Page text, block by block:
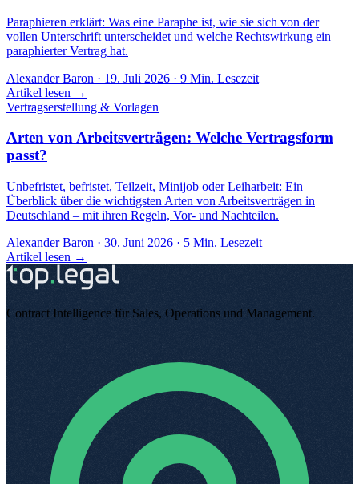
Paraphieren erklärt: Was eine Paraphe ist, wie sie sich von der
vollen Unterschrift unterscheidet und welche Rechtswirkung ein
paraphierter Vertrag hat.
Alexander Baron · 19. Juli 2026 · 9 Min. Lesezeit
Artikel lesen →
Vertragserstellung & Vorlagen
Arten von Arbeitsverträgen: Welche Vertragsform
passt?
Unbefristet, befristet, Teilzeit, Minijob oder Leiharbeit: Ein
Überblick über die wichtigsten Arten von Arbeitsverträgen in
Deutschland – mit ihren Regeln, Vor- und Nachteilen.
Alexander Baron · 30. Juni 2026 · 5 Min. Lesezeit
Artikel lesen →
Contract Intelligence für Sales, Operations und Management.